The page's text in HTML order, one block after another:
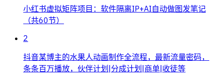
小红书虚拟矩阵项目：软件隔离IP+AI自动做图发笔记
（共60节）
2
抖音某博主的水果人动画制作全流程，最新流量密码，
条条百万播放，伙伴计划|分成计划|商单|收徒等